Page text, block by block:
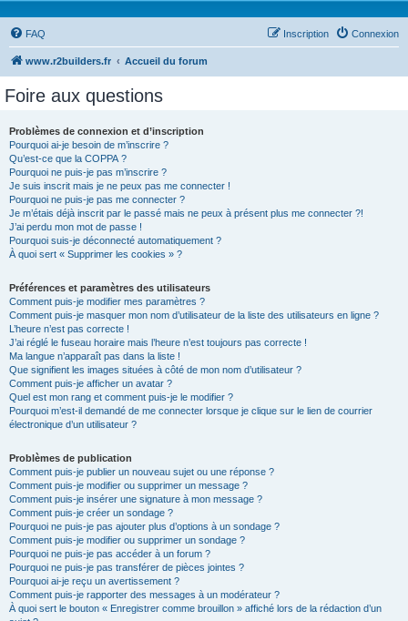
FAQ Connexion
Inscription
www.r2builders.fr Accueil du forum
Foire aux questions
Problèmes de connexion et d’inscription
Pourquoi ai-je besoin de m’inscrire ?
Qu’est-ce que la COPPA ?
Pourquoi ne puis-je pas m’inscrire ?
Je suis inscrit mais je ne peux pas me connecter !
Pourquoi ne puis-je pas me connecter ?
Je m’étais déjà inscrit par le passé mais ne peux à présent plus me connecter ?!
J’ai perdu mon mot de passe !
Pourquoi suis-je déconnecté automatiquement ?
À quoi sert « Supprimer les cookies » ?
Préférences et paramètres des utilisateurs
Comment puis-je modifier mes paramètres ?
Comment puis-je masquer mon nom d’utilisateur de la liste des utilisateurs en ligne ?
L’heure n’est pas correcte !
J’ai réglé le fuseau horaire mais l’heure n’est toujours pas correcte !
Ma langue n’apparaît pas dans la liste !
Que signifient les images situées à côté de mon nom d’utilisateur ?
Comment puis-je afficher un avatar ?
Quel est mon rang et comment puis-je le modifier ?
Pourquoi m’est-il demandé de me connecter lorsque je clique sur le lien de courrier
électronique d’un utilisateur ?
Problèmes de publication
Comment puis-je publier un nouveau sujet ou une réponse ?
Comment puis-je modifier ou supprimer un message ?
Comment puis-je insérer une signature à mon message ?
Comment puis-je créer un sondage ?
Pourquoi ne puis-je pas ajouter plus d’options à un sondage ?
Comment puis-je modifier ou supprimer un sondage ?
Pourquoi ne puis-je pas accéder à un forum ?
Pourquoi ne puis-je pas transférer de pièces jointes ?
Pourquoi ai-je reçu un avertissement ?
Comment puis-je rapporter des messages à un modérateur ?
À quoi sert le bouton « Enregistrer comme brouillon » affiché lors de la rédaction d’un